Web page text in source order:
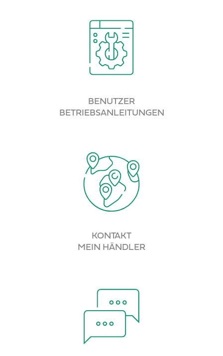
BENUTZER
BETRIEBSANLEITUNGEN
KONTAKT
MEIN HÄNDLER